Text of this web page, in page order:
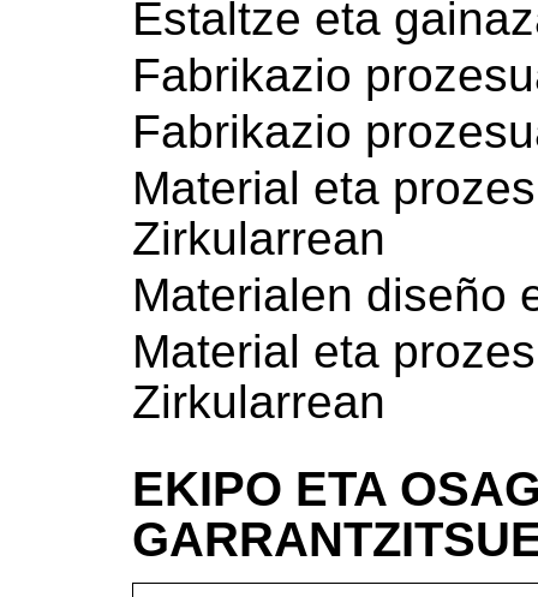
Estaltze eta
Fabrikazio
Fabrikazio
Material eta
Zirkularrean
Materialen diseño
Material eta
Zirkularrean
EKIPO ETA